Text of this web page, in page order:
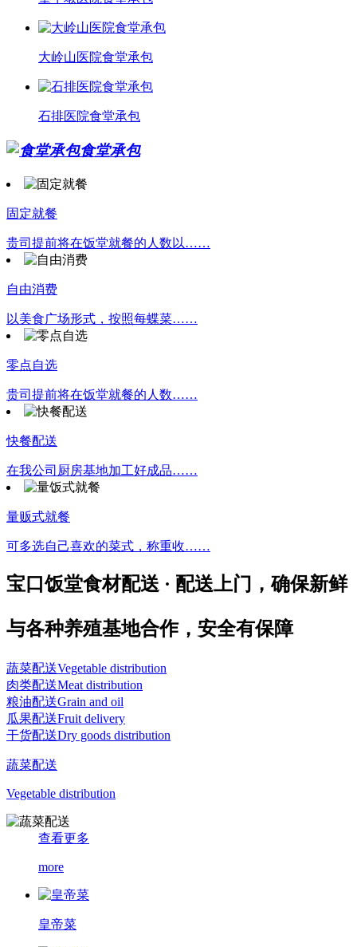
大岭山医院食堂承包
石排医院食堂承包
食堂承包
固定就餐
贵司提前将在饭堂就餐的人数以……
自由消费
以美食广场形式，按照每蝶菜……
零点自选
贵司提前将在饭堂就餐的人数……
快餐配送
在我公司厨房基地加工好成品……
量贩式就餐
可多选自己喜欢的菜式，称重收……
宝口饭堂食材配送 · 配送上门，确保新鲜
与各种养殖基地合作，安全有保障
蔬菜配送Vegetable distribution
肉类配送Meat distribution
粮油配送Grain and oil
瓜果配送Fruit delivery
干货配送Dry goods distribution
蔬菜配送
Vegetable distribution
查看更多
more
皇帝菜